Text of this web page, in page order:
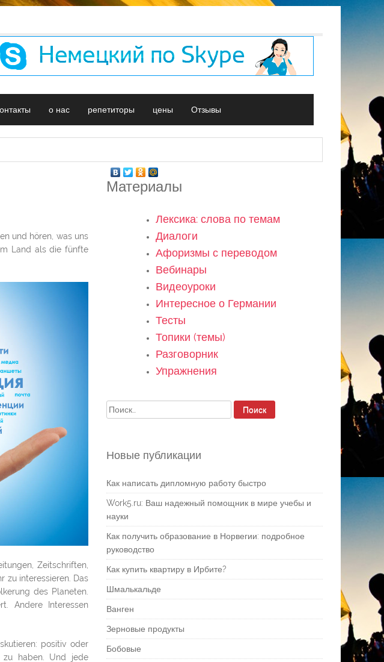
о нас репетиторы цены Отзывы
und hören, was uns
Land als die fünfte
Zeitschriften,
zu interessieren. Das
des Planeten.
Andere Interessen
positiv oder
zu haben. Und jede
Материалы
Лексика: слова по темам
Диалоги
Афоризмы с переводом
Вебинары
Видеоуроки
Интересное о Германии
Тесты
Топики (темы)
Разговорник
Упражнения
Найти:
Новые публикации
Как написать дипломную работу быстро
Work5.ru: Ваш надежный помощник в мире учебы и
науки
Как получить образование в Норвегии: подробное
руководство
Как купить квартиру в Ирбите?
Шмалькальде
Ванген
Зерновые продукты
Бобовые